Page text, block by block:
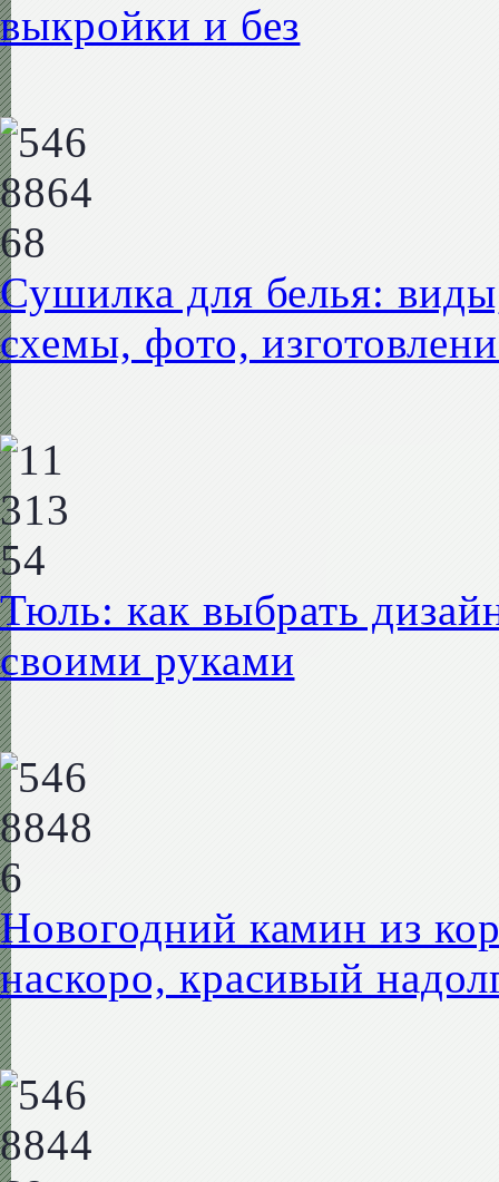
выкройки и без
Сушилка для белья:
схемы, фото,
Тюль: как выбрать
своими руками
Новогодний камин из
наскоро, красивый